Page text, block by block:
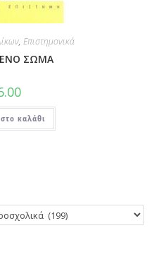
, Επιστημονικά
ΣΩΜΑ
καλάθι